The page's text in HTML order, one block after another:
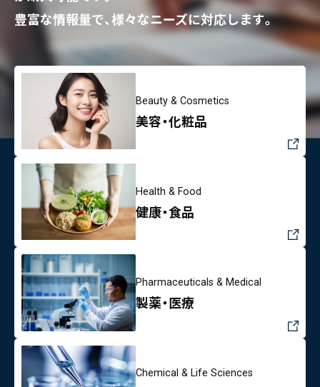
豊富な情報量で、様々なニーズに対応します。
Beauty & Cosmetics
美容・化粧品
Health & Food
健康・食品
Pharmaceuticals & Medical
製薬・医療
Chemical & Life Sciences